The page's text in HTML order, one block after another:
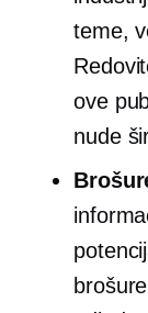
teme,
ove
nude